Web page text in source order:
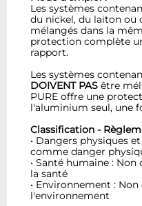
Les systèmes
du nickel, du laiton ou
mélangés dans la
protection complète
rapport.
Les systèmes
DOIVENT PAS être
PURE offre une
l'aluminium seul, une
Classification -
• Dangers physiques
comme danger
• Santé humaine :
la santé
• Environnement :
l'environnement